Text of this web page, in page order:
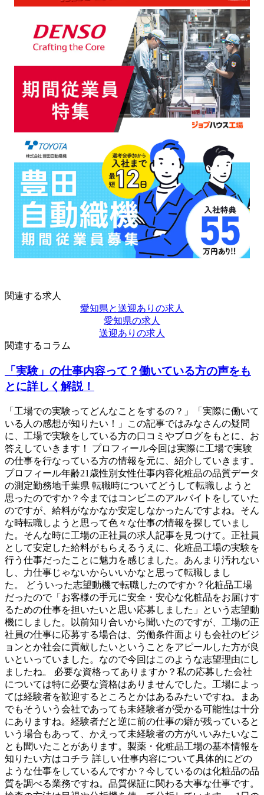
関連する求人
愛知県と送迎ありの求人
愛知県の求人
送迎ありの求人
関連するコラム
「実験」の仕事内容って？働いている方の声をも
とに詳しく解説！
「工場での実験ってどんなことをするの？」「実際に働いて
いる人の感想が知りたい！」この記事ではみなさんの疑問
に、工場で実験をしている方の口コミやブログをもとに、お
答えしていきます！ プロフィール今回は実際に工場で実験
の仕事を行なっている方の情報を元に、紹介していきます。
プロフィール年齢21歳性別女性仕事内容化粧品の品質データ
の測定勤務地千葉県 転職時についてどうして転職しようと
思ったのですか？今まではコンビニのアルバイトをしていた
のですが、給料がなかなか安定しなかったんですよね。そん
な時転職しようと思って色々な仕事の情報を探していまし
た。そんな時に工場の正社員の求人記事を見つけて。正社員
として安定した給料がもらえるうえに、化粧品工場の実験を
行う仕事だったことに魅力を感じました。あんまり汚れない
し、力仕事じゃないからいいかなと思って転職しまし
た。 どういった志望動機で転職したのですか？化粧品工場
だったので「お客様の手元に安全・安心な化粧品をお届けす
るための仕事を担いたいと思い応募しました」という志望動
機にしました。以前知り合いから聞いたのですが、工場の正
社員の仕事に応募する場合は、労働条件面よりも会社のビジ
ョンとか社会に貢献したいということをアピールした方が良
いといっていました。なので今回はこのような志望理由にし
ましたね。 必要な資格ってありますか？私の応募した会社
については特に必要な資格はありませんでした。工場によっ
ては経験者を歓迎するところとかはあるみたいですね。まあ
でもそういう会社であっても未経験者が受かる可能性は十分
にありますね。経験者だと逆に前の仕事の癖が残っていると
いう場合もあって、かえって未経験者の方がいいみたいなこ
とも聞いたことがあります。製薬・化粧品工場の基本情報を
知りたい方はコチラ 詳しい仕事内容について具体的にどの
ような仕事をしているんですか？今しているのは化粧品の品
質を調べる業務ですね。品質保証に関わる大事な仕事です。